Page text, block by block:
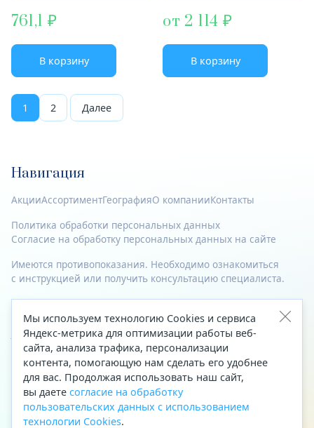
761,1
В корзину
от 2 114
В корзину
1 2 Далее
Навигация
АкцииАссортиментГеографияО компанииКонтакты
Политика обработки персональных данных
Согласие на обработку персональных данных на сайте
Имеются противопоказания. Необходимо ознакомиться
с инструкцией или получить консультацию специалиста.
© 2023—2026 Все права защищены.
Адрес
Архангельск, ул. Папанина, д. 19 (вход в здание со стороны
автоцентра «Тойота»)
Приемная Генерального директора
Телефон
+7 (8182) 63-60-31
Мы используем технологию Cookies и сервиса
Яндекс-метрика для оптимизации работы веб-
сайта, анализа трафика, персонализации
контента, помогающую нам сделать его удобнее
для вас. Продолжая использовать наш сайт,
вы даете согласие на обработку
пользовательских данных с использованием
технологии Cookies.